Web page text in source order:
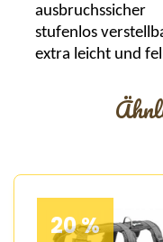
ausbruchssicher
stufenlos
extra leicht und
20 %